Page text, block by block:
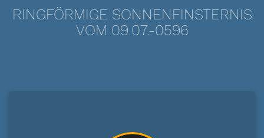
RINGFÖRMIGE SONNENFINSTERNIS
VOM 09.07.-0596